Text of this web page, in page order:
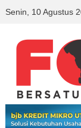
Senin, 10 Agustus